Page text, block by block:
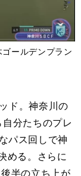
ールデンプラン
ド。神奈川の
分たちのプレ
パス回しで神
める。さらに
半の立ち上が